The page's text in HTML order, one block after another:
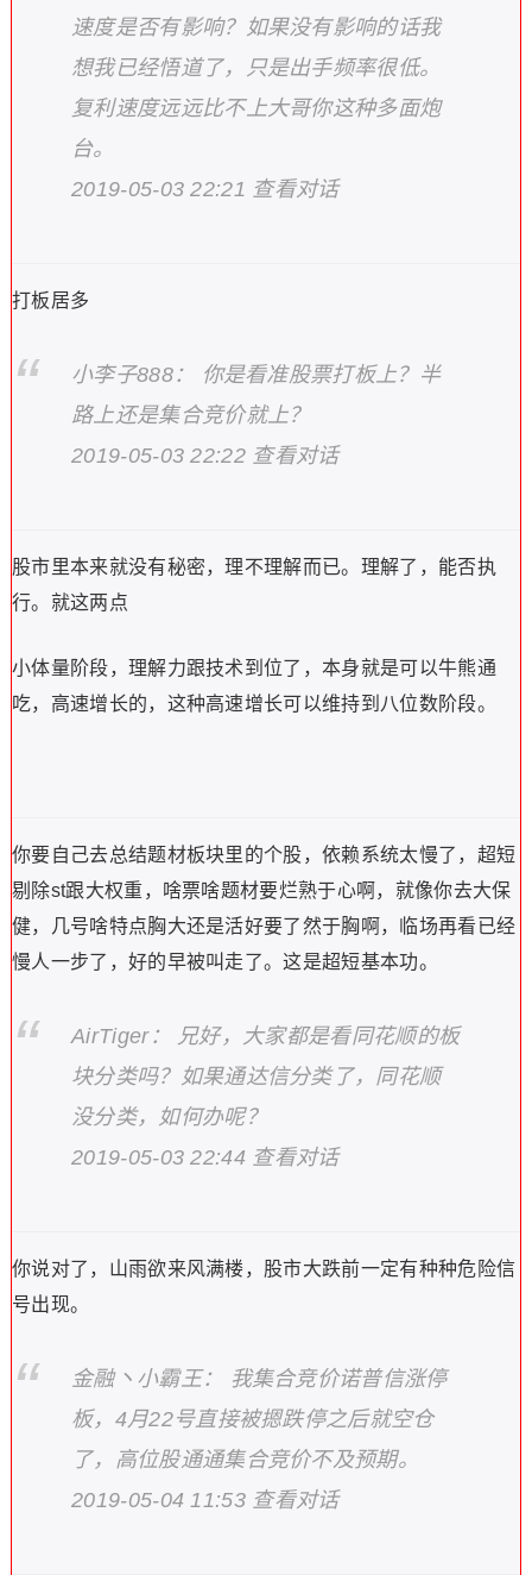
速度是否有影响？如果没有影响的话我
想我已经悟道了，只是出手频率很低。
复利速度远远比不上大哥你这种多面炮
台。
2019-05-03 22:21 查看对话
打板居多
小李子888： 你是看准股票打板上？半
路上还是集合竞价就上？
2019-05-03 22:22 查看对话
股市里本来就没有秘密，理不理解而已。理解了，能否执
行。就这两点
小体量阶段，理解力跟技术到位了，本身就是可以牛熊通
吃，高速增长的，这种高速增长可以维持到八位数阶段。
你要自己去总结题材板块里的个股，依赖系统太慢了，超短
剔除st跟大权重，啥票啥题材要烂熟于心啊，就像你去大保
健，几号啥特点胸大还是活好要了然于胸啊，临场再看已经
慢人一步了，好的早被叫走了。这是超短基本功。
AirTiger： 兄好，大家都是看同花顺的板
块分类吗？如果通达信分类了，同花顺
没分类，如何办呢？
2019-05-03 22:44 查看对话
你说对了，山雨欲来风满楼，股市大跌前一定有种种危险信
号出现。
金融丶小霸王： 我集合竞价诺普信涨停
板，4月22号直接被摁跌停之后就空仓
了，高位股通通集合竞价不及预期。
2019-05-04 11:53 查看对话